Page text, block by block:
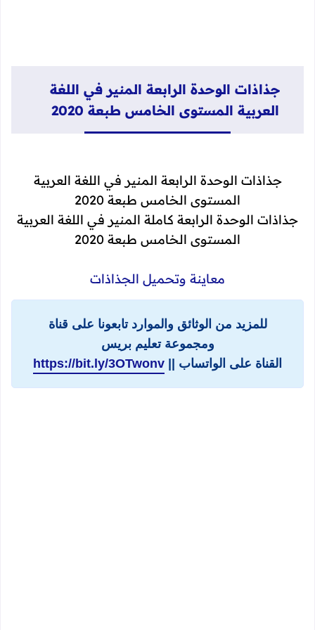
جذاذات الوحدة الرابعة المنير في اللغة
العربية المستوى الخامس طبعة 2020
جذاذات الوحدة الرابعة المنير في اللغة العربية
المستوى الخامس طبعة 2020
جذاذات الوحدة الرابعة كاملة المنير في اللغة العربية
المستوى الخامس طبعة 2020
معاينة وتحميل الجذاذات
للمزيد من الوثائق والموارد تابعونا على قناة
ومجموعة تعليم بريس
القناة على الواتساب || https://bit.ly/3OTwonv